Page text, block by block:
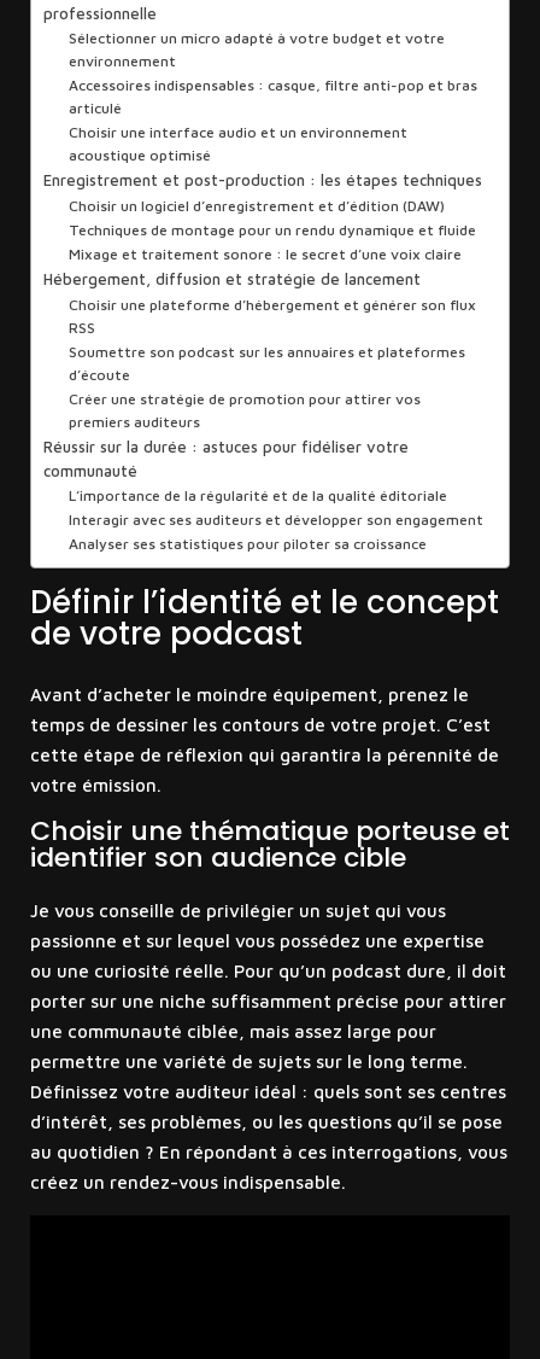
professionnelle
Sélectionner un micro adapté à votre budget et votre
environnement
Accessoires indispensables : casque, filtre anti-pop et bras
articulé
Choisir une interface audio et un environnement
acoustique optimisé
Enregistrement et post-production : les étapes techniques
Choisir un logiciel d’enregistrement et d’édition (DAW)
Techniques de montage pour un rendu dynamique et fluide
Mixage et traitement sonore : le secret d’une voix claire
Hébergement, diffusion et stratégie de lancement
Choisir une plateforme d’hébergement et générer son flux
RSS
Soumettre son podcast sur les annuaires et plateformes
d’écoute
Créer une stratégie de promotion pour attirer vos
premiers auditeurs
Réussir sur la durée : astuces pour fidéliser votre
communauté
L’importance de la régularité et de la qualité éditoriale
Interagir avec ses auditeurs et développer son engagement
Analyser ses statistiques pour piloter sa croissance
Définir l’identité et le concept
de votre podcast
Avant d’acheter le moindre équipement, prenez le
temps de dessiner les contours de votre projet. C’est
cette étape de réflexion qui garantira la pérennité de
votre émission.
Choisir une thématique porteuse et
identifier son audience cible
Je vous conseille de privilégier un sujet qui vous
passionne et sur lequel vous possédez une expertise
ou une curiosité réelle. Pour qu’un podcast dure, il doit
porter sur une niche suffisamment précise pour attirer
une communauté ciblée, mais assez large pour
permettre une variété de sujets sur le long terme.
Définissez votre auditeur idéal : quels sont ses centres
d’intérêt, ses problèmes, ou les questions qu’il se pose
au quotidien ? En répondant à ces interrogations, vous
créez un rendez-vous indispensable.